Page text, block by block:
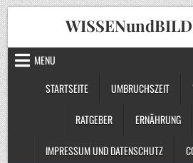
Skip
to
content
MENU
STARTSEITE
UMBRUCHSZEIT
RATGEBER ERNÄHRUNG
IMPRESSUM UND DATENSCHUTZ